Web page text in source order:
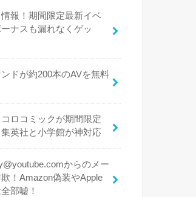
報！期間限定最新イベ
ナスも漏れなくゲッ
ドが約200本のAVを無料
ロコミックが期間限定
英社と小学館が神対応
からのメー
！Amazon偽装やApple
部嘘！